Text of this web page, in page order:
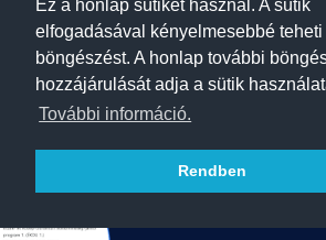
Ez a honlap sütiket használ. A sütik
elfogadásával kényelmesebbé teheti
böngészést. A honlap további
hozzájárulását adja a sütik
További információ.
Rendben